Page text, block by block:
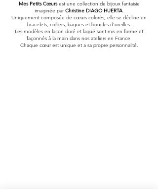
Mes Petits Cœursest une collection de bijoux fantaisie
imaginée parChristine DIAGO HUERTA.
Uniquement composée de cœurs colorés, elle se décline en
bracelets, colliers, bagues et boucles d'oreilles.
Les modèles en laiton doré et laqué sont mis en forme et
façonnés à la main dans nos ateliers en France.
Chaque cœur est unique et a sa propre personnalité.